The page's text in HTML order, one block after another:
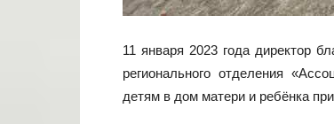
11 января 2023 года директор
регионального отделения
детям в дом матери и ребёнка